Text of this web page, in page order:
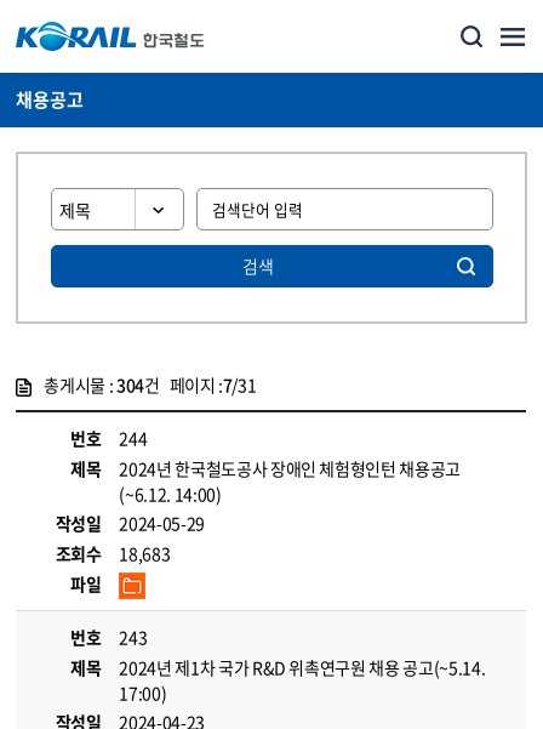
채용공고
검색
총게시물 :304건 페이지 :7/31
번호
244
제목
2024년 한국철도공사 장애인 체험형인턴 채용공고
(~6.12. 14:00)
작성일
2024-05-29
조회수
18,683
파일
번호
243
제목
2024년 제1차 국가 R&D 위촉연구원 채용 공고(~5.14.
17:00)
작성일
2024-04-23